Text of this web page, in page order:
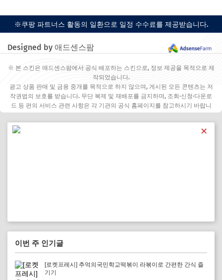
※쿠팡 파트너스 활동의 일환으로 일정 수수료를 제공받습니다.
Designed by 애드센스팜
※ 본 스킨은 애드센스팜에서 공식 배포하는 스킨으로, 정보 제공을 목적으로 제
작되었습니다.
광고 상품 판매 및 금융 중개를 목적으로 하지 않으며, 게시된 모든 콘텐츠는 저
작권법의 보호를 받습니다. 무단 복제 및 재배포를 금지하며, 조회·신청·다운로
드 등 편의 서비스 관련 사항은 각 기관의 공식 홈페이지를 참고하시기 바랍니
✕
이번 주 인기글
[로켓프레시] 추억의국민학교떡볶이 라볶이로 간편한 간식 즐
기기